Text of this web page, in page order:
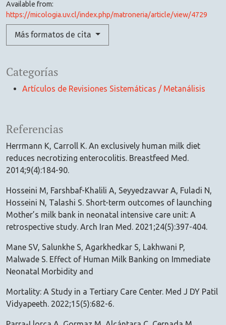
Categorías
Artículos de Revisiones Sistemáticas / Metanálisis
Available from:
https://micologia.uv.cl/index.php/matroneria/article/view/4729
Más formatos de cita
Referencias
Herrmann K, Carroll K. An exclusively human milk diet
reduces necrotizing enterocolitis. Breastfeed Med.
2014;9(4):184-90.
Hosseini M, Farshbaf-Khalili A, Seyyedzavvar A, Fuladi N,
Hosseini N, Talashi S. Short-term outcomes of launching
Mother’s milk bank in neonatal intensive care unit: A
retrospective study. Arch Iran Med. 2021;24(5):397-404.
Mane SV, Salunkhe S, Agarkhedkar S, Lakhwani P,
Malwade S. Effect of Human Milk Banking on Immediate
Neonatal Morbidity and
Mortality: A Study in a Tertiary Care Center. Med J DY Patil
Vidyapeeth. 2022;15(5):682-6.